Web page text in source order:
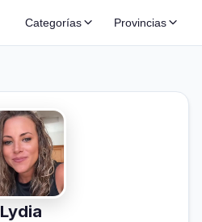
Categorías Provincias
Lydia